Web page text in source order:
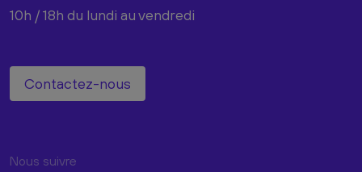
10h / 18h du lundi au vendredi
Contactez-nous
Nous suivre